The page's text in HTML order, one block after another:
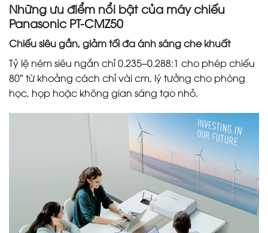
Những ưu điểm nổi bật của máy chiếu
Panasonic PT-CMZ50
Chiếu siêu gần, giảm tối đa ánh sáng che khuất
Tỷ lệ ném siêu ngắn chỉ 0.235–0.288:1 cho phép chiếu
80″ từ khoảng cách chỉ vài cm, lý tưởng cho phòng
học, họp hoặc không gian sáng tạo nhỏ.